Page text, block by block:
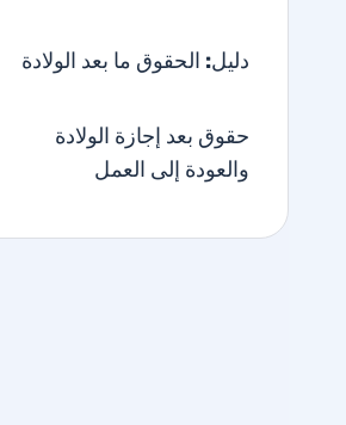
دليل: الحقوق ما بعد الولادة
حقوق بعد إجازة الولادة
والعودة إلى العمل